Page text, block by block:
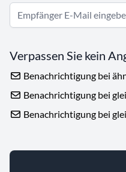
Verpassen Sie kein
Benachrichtigung bei
Benachrichtigung bei
Benachrichtigung bei